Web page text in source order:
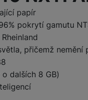
papír
pokrytí gamutu
přičemž
dalších 8 GB)